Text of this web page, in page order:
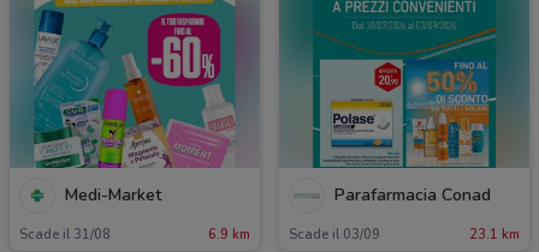
Medi-Market
Scade il 31/08 6.9 km
Parafarmacia Conad
Scade il 03/09 23.1 km